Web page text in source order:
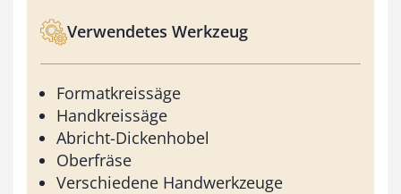
Verwendetes Werkzeug
Formatkreissäge
Handkreissäge
Abricht-Dickenhobel
Oberfräse
Verschiedene Handwerkzeuge